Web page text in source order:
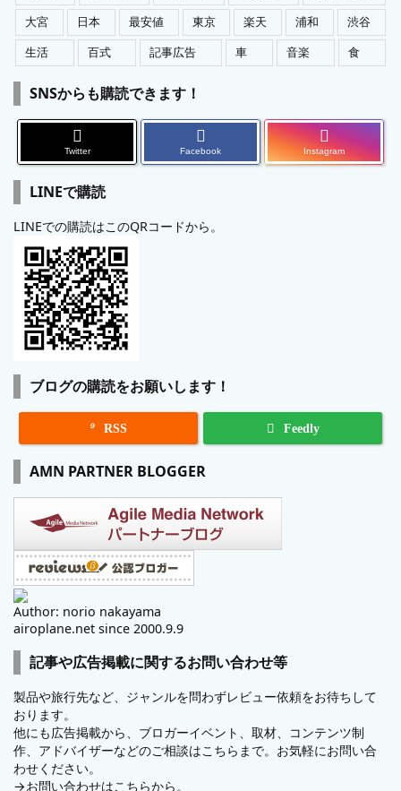
大宮
日本 最安値 東京 楽天 浦和
渋谷
生活
百式 記事広告 車 音楽 食
SNSからも購読できます！
Twitter Facebook Instagram
LINEで購読
LINEでの購読はこのQRコードから。
ブログの購読をお願いします！
 RSS Feedly
AMN PARTNER BLOGGER
Author: norio nakayama
airoplane.net since 2000.9.9
記事や広告掲載に関するお問い合わせ等
製品や旅行先など、ジャンルを問わずレビュー依頼をお待ちして
おります。
他にも広告掲載から、ブロガーイベント、取材、コンテンツ制
作、アドバイザーなどのご相談はこちらまで。お気軽にお問い合
わせください。
→お問い合わせはこちらから。